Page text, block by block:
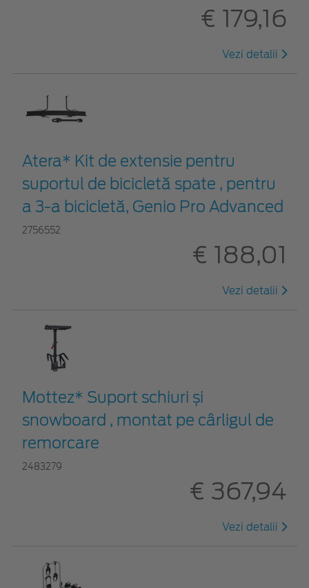
€ 179,16
Vezi detalii
Atera* Kit de extensie pentru
suportul de bicicletă spate , pentru
a 3-a bicicletă, Genio Pro Advanced
2756552
€ 188,01
Vezi detalii
Mottez* Suport schiuri și
snowboard , montat pe cârligul de
remorcare
2483279
€ 367,94
Vezi detalii